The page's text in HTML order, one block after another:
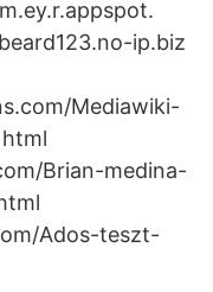
ip.biz
Mediawiki-
Brian-medina-
Ados-teszt-